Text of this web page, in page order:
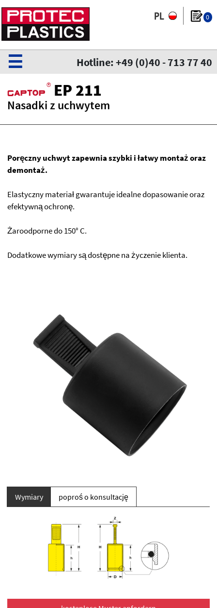
0
Hotline: +49 (0)40 - 713 77 40
☰
CaPtoP ® EP 211
Nasadki z uchwytem
Poręczny uchwyt zapewnia szybki i łatwy montaż oraz
demontaż.
Elastyczny materiał gwarantuje idealne dopasowanie oraz
efektywną ochronę.
Żaroodporne do 150° C.
Dodatkowe wymiary są dostępne na życzenie klienta.
Wymiary poproś o konsultację